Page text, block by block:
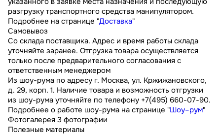
разгрузку транспортного средства манипулятором.
Подробнее на странице "Доставка"
Самовывоз
Со склада поставщика. Адрес и время работы склада
уточняйте заранее. Отгрузка товара осуществляется
только после предварительного согласования с
ответственным менеджером
Из шоу-рума по адресу г. Москва, ул. Кржижановского,
д. 29, корп. 1. Наличие товара и возможность отгрузки
из шоу-рума уточняйте по телефону +7(495) 660-07-90.
Подробнее о работе шоу-рума на странице "Шоу–рум"
Фотогалерея 3 фотографии
Полезные материалы